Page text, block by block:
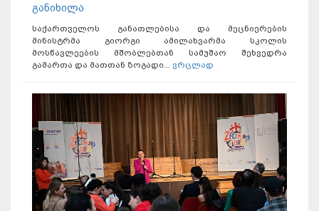
განიხილა
საქართველოს განათლებისა და მეცნიერების
მინისტრმა გიორგი ამილახვარმა სკოლის
მოსწავლეების მშობლებთან სამუშაო შეხვედრა
გამართა და მათთან ზოგადი... ვრცლად